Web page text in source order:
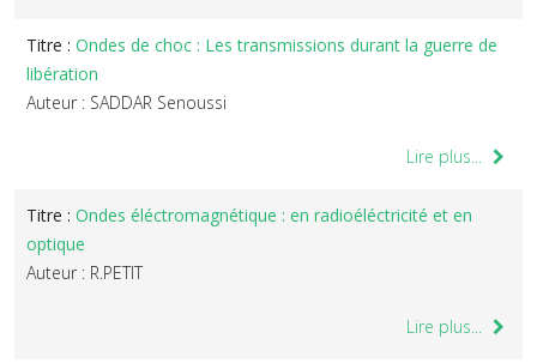
Titre : Ondes de choc : Les transmissions durant la guerre de
libération
Auteur : SADDAR Senoussi
Lire plus...
Titre : Ondes éléctromagnétique : en radioéléctricité et en
optique
Auteur : R.PETIT
Lire plus...